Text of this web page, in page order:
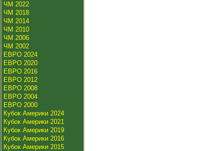
ЧМ 2022
ЧМ 2018
ЧМ 2014
ЧМ 2010
ЧМ 2006
ЧМ 2002
ЕВРО 2024
ЕВРО 2020
ЕВРО 2016
ЕВРО 2012
ЕВРО 2008
ЕВРО 2004
ЕВРО 2000
Кубок Америки 2024
Кубок Америки 2021
Кубок Америки 2019
Кубок Америки 2016
Кубок Америки 2015